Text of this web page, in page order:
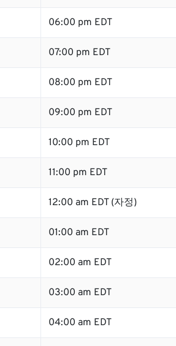
06:00 pm EDT
07:00 pm EDT
08:00 pm EDT
09:00 pm EDT
10:00 pm EDT
11:00 pm EDT
12:00 am EDT (자정)
01:00 am EDT
02:00 am EDT
03:00 am EDT
04:00 am EDT